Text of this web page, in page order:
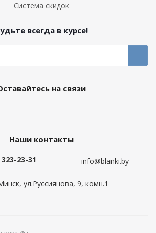
Система скидок
всегда в курсе!
на связи
Наши контакты
23-31 info@blanki.by
ул.Руссиянова, 9, комн.1